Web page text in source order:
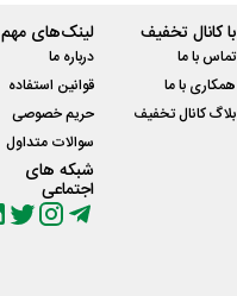
با کانال تخفیف
تماس با ما
همکاری با ما
بلاگ کانال تخفیف
لینک‌های مهم
درباره ما
قوانین استفاده
حریم خصوصی
سوالات متداول
شبکه های
اجتماعی